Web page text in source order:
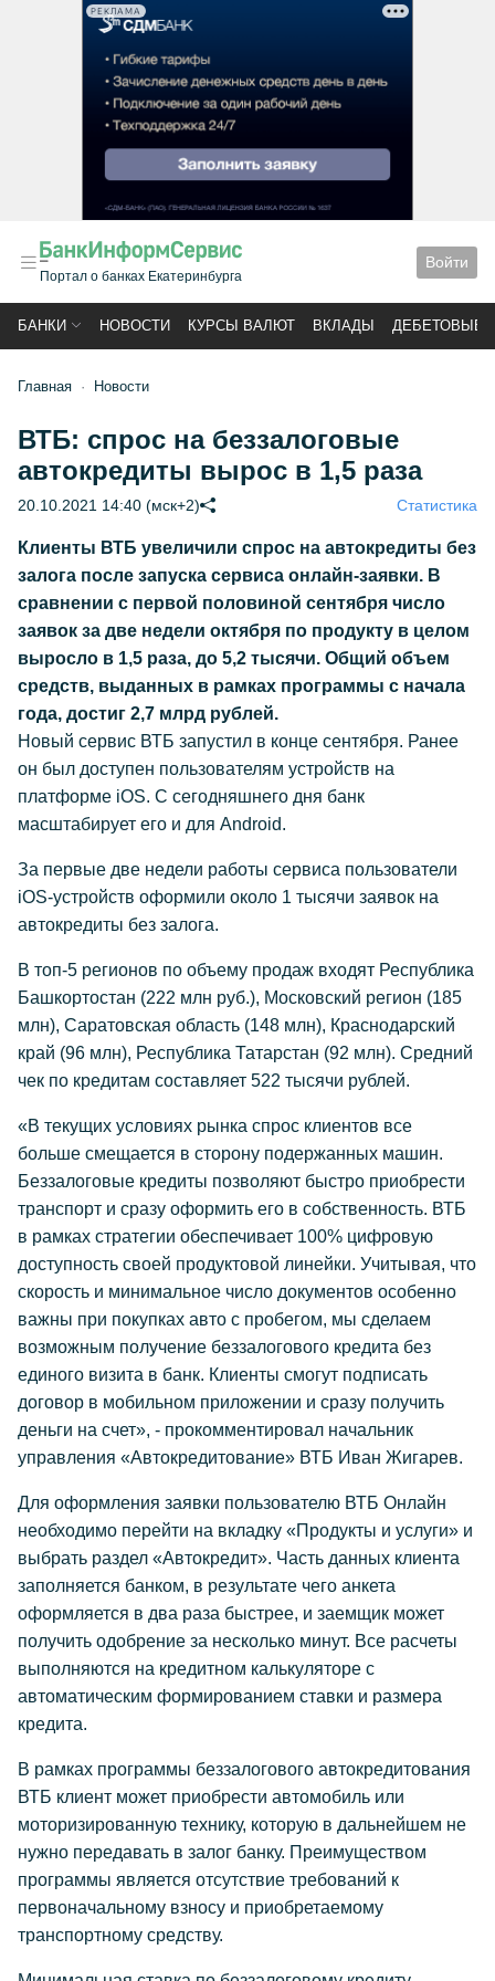
РЕКЛАМА
Портал о банках Екатеринбурга
Войти
БАНКИ НОВОСТИ КУРСЫ ВАЛЮТ ВКЛАДЫ ДЕБЕТОВЫЕ
Главная Новости
ВТБ: спрос на беззалоговые
автокредиты вырос в 1,5 раза
20.10.2021 14:40 (мск+2) Статистика
Клиенты ВТБ увеличили спрос на автокредиты без
залога после запуска сервиса онлайн-заявки. В
сравнении с первой половиной сентября число
заявок за две недели октября по продукту в целом
выросло в 1,5 раза, до 5,2 тысячи. Общий объем
средств, выданных в рамках программы с начала
года, достиг 2,7 млрд рублей.
Новый сервис ВТБ запустил в конце сентября. Ранее
он был доступен пользователям устройств на
платформе iOS. С сегодняшнего дня банк
масштабирует его и для Android.
За первые две недели работы сервиса пользователи
iOS-устройств оформили около 1 тысячи заявок на
автокредиты без залога.
В топ-5 регионов по объему продаж входят Республика
Башкортостан (222 млн руб.), Московский регион (185
млн), Саратовская область (148 млн), Краснодарский
край (96 млн), Республика Татарстан (92 млн). Средний
чек по кредитам составляет 522 тысячи рублей.
«В текущих условиях рынка спрос клиентов все
больше смещается в сторону подержанных машин.
Беззалоговые кредиты позволяют быстро приобрести
транспорт и сразу оформить его в собственность. ВТБ
в рамках стратегии обеспечивает 100% цифровую
доступность своей продуктовой линейки. Учитывая, что
скорость и минимальное число документов особенно
важны при покупках авто с пробегом, мы сделаем
возможным получение беззалогового кредита без
единого визита в банк. Клиенты смогут подписать
договор в мобильном приложении и сразу получить
деньги на счет», - прокомментировал начальник
управления «Автокредитование» ВТБ Иван Жигарев.
Для оформления заявки пользователю ВТБ Онлайн
необходимо перейти на вкладку «Продукты и услуги» и
выбрать раздел «Автокредит». Часть данных клиента
заполняется банком, в результате чего анкета
оформляется в два раза быстрее, и заемщик может
получить одобрение за несколько минут. Все расчеты
выполняются на кредитном калькуляторе с
автоматическим формированием ставки и размера
кредита.
В рамках программы беззалогового автокредитования
ВТБ клиент может приобрести автомобиль или
моторизированную технику, которую в дальнейшем не
нужно передавать в залог банку. Преимуществом
программы является отсутствие требований к
первоначальному взносу и приобретаемому
транспортному средству.